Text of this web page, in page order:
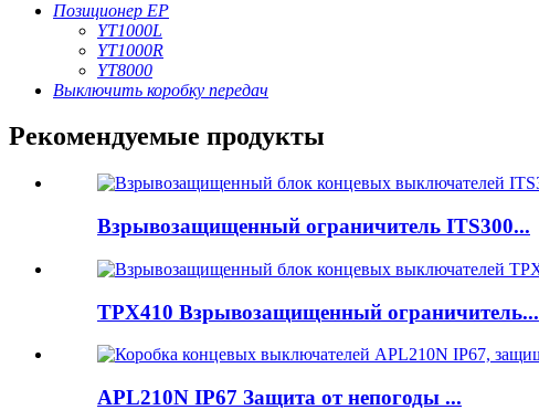
Позиционер EP
YT1000L
YT1000R
YT8000
Выключить коробку передач
Рекомендуемые продукты
Взрывозащищенный ограничитель ITS300...
TPX410 Взрывозащищенный ограничитель...
APL210N IP67 Защита от непогоды ...